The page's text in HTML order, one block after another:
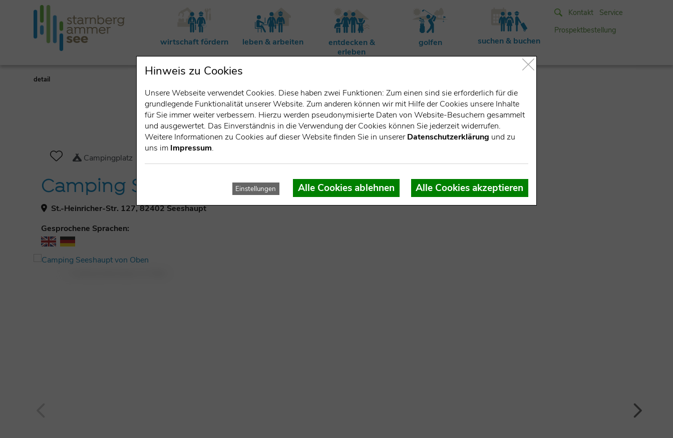
wirtschaft fördern leben & arbeiten
entdecken &
erleben
golfen suchen & buchen
Kontakt
Service
Prospektbestellung
detail
Campingplatz
Camping Seeshaupt
St.-Heinricher-Str. 127, 82402 Seeshaupt
Gesprochene Sprachen:
Hinweis zu Cookies
Unsere Webseite verwendet Cookies. Diese haben zwei Funktionen: Zum einen sind sie erforderlich für die
grundlegende Funktionalität unserer Website. Zum anderen können wir mit Hilfe der Cookies unsere Inhalte
für Sie immer weiter verbessern. Hierzu werden pseudonymisierte Daten von Website-Besuchern gesammelt
und ausgewertet. Das Einverständnis in die Verwendung der Cookies können Sie jederzeit widerrufen.
Weitere Informationen zu Cookies auf dieser Website finden Sie in unsererDatenschutzerklärung und zu
uns im Impressum.
Einstellungen Alle Cookies ablehnen Alle Cookies akzeptieren